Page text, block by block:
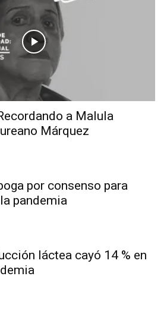
a Malula
Márquez
por consenso para
pandemia
láctea cayó 14 % en